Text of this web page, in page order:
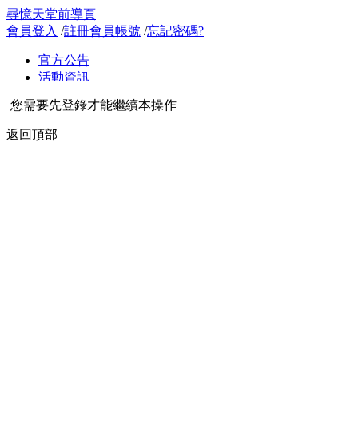
尋憶天堂前導頁|
會員登入 /註冊會員帳號 /忘記密碼?
您需要先登錄才能繼續本操作
返回頂部